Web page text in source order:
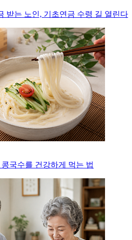
받는 노인, 기초연금 수령 길 열린다
콩국수를 건강하게 먹는 법